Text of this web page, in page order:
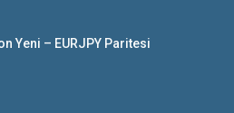
Yeni – EURJPY Paritesi